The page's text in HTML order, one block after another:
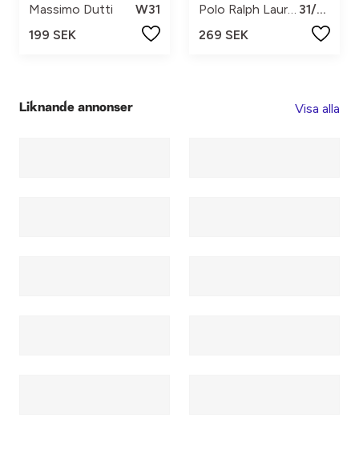
Massimo Dutti
W31
199 SEK
Polo Ralph Lauren
31/32
269 SEK
Liknande annonser Visa alla